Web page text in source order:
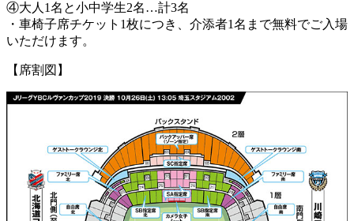
④大人1名と小中学生2名…計3名
・車椅子席チケット1枚につき、介添者1名まで無料でご入場
いただけます。
【席割図】